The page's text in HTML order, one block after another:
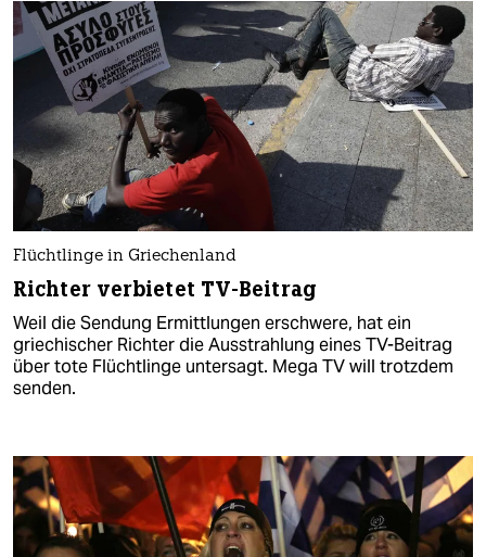
Flüchtlinge in Griechenland
Richter verbietet TV-Beitrag
Weil die Sendung Ermittlungen erschwere, hat ein
griechischer Richter die Ausstrahlung eines TV-Beitrag
über tote Flüchtlinge untersagt. Mega TV will trotzdem
senden.